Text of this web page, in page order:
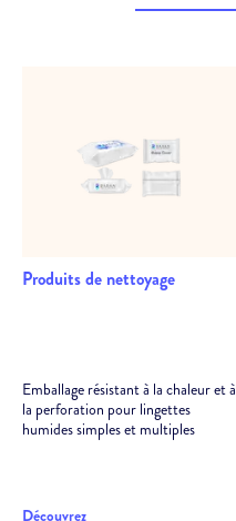
Produits de nettoyage
Emballage résistant à la chaleur et à
la perforation pour lingettes
humides simples et multiples
Découvrez